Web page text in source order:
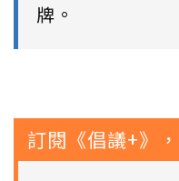
牌。
訂閱《倡議+》